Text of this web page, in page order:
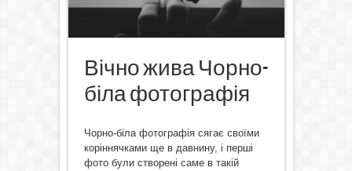
Вічно жива Чорно-
біла фотографія
Чорно-біла фотографія сягає своїми
коріннячками ще в давнину, і перші
фото були створені саме в такій